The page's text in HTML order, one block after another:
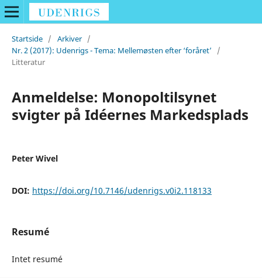
Startside / Arkiver /
Nr. 2 (2017): Udenrigs - Tema: Mellemøsten efter ‘foråret’
/
Litteratur
Anmeldelse: Monopoltilsynet
svigter på Idéernes Markedsplads
Peter Wivel
DOI: https://doi.org/10.7146/udenrigs.v0i2.118133
Resumé
Intet resumé